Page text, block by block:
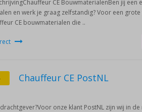
CE BouwmaterialenBen jij een
en werk je graag zelfstandig? Voor een
CE bouwmaterialen die ..
Chauffeur CE PostNL
onze klant PostNL zijn wij in